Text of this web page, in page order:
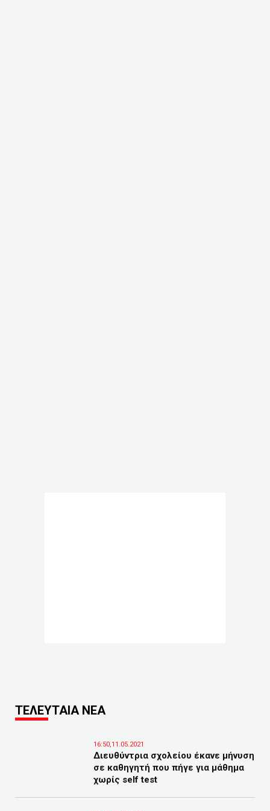
ΤΕΛΕΥΤΑΙΑ ΝΕΑ
16:50,11.05.2021
Διευθύντρια σχολείου έκανε μήνυση
σε καθηγητή που πήγε για μάθημα
χωρίς self test